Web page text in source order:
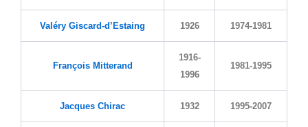
Valéry Giscard-d’Estaing 1926 1974-1981
François Mitterand
1916-
1996
1981-1995
Jacques Chirac 1932 1995-2007